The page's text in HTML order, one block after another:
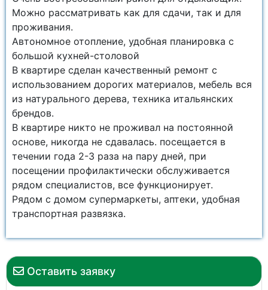
Оставить заявку
Можно рассматривать как для сдачи, так и для
проживания.
Автономное отопление, удобная планировка с
большой кухней-столовой
В квартире сделан качественный ремонт с
использованием дорогих материалов, мебель вся
из натурального дерева, техника итальянских
брендов.
В квартире никто не проживал на постоянной
основе, никогда не сдавалась. посещается в
течении года 2-3 раза на пару дней, при
посещении профилактически обслуживается
рядом специалистов, все функционирует.
Рядом с домом супермаркеты, аптеки, удобная
транспортная развязка.